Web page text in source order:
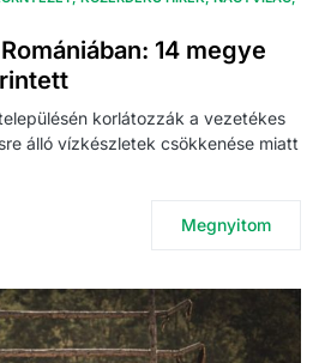
14 megye
korlátozzák a vezetékes
álló vízkészletek csökkenése miatt
Megnyitom